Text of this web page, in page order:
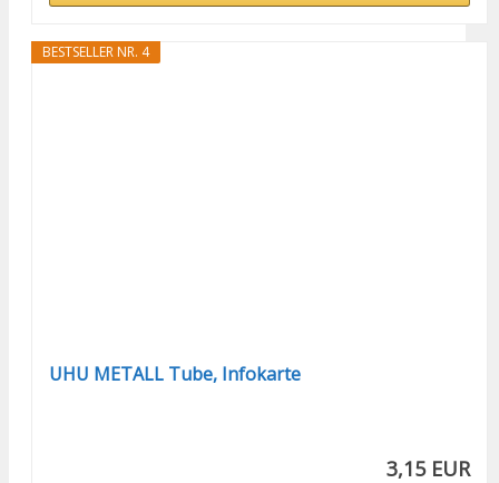
BESTSELLER NR. 4
UHU METALL Tube, Infokarte
3,15 EUR